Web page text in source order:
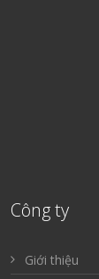
Công ty
Giới thiệu